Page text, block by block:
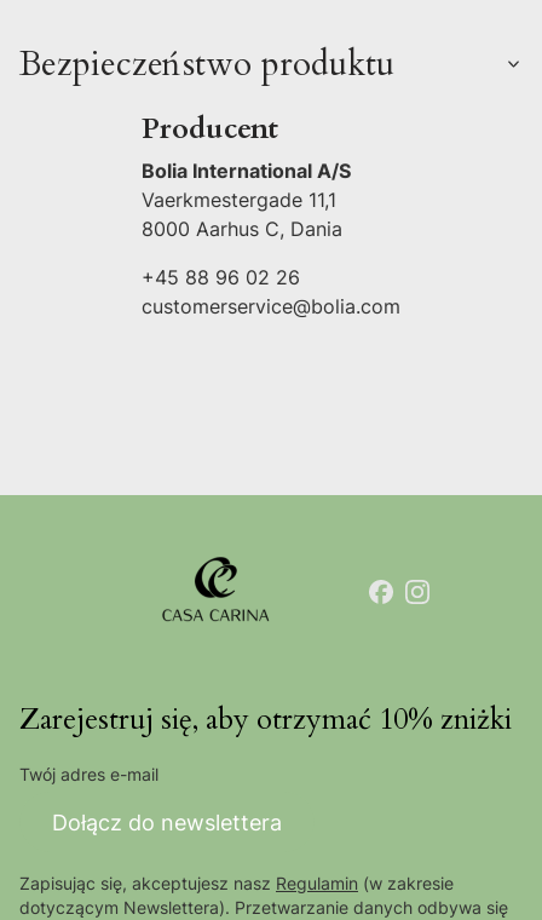
Bezpieczeństwo produktu
Producent
Bolia International A/S
Vaerkmestergade 11,1
8000 Aarhus C, Dania
+45 88 96 02 26
customerservice@bolia.com
Zarejestruj się, aby otrzymać 10% zniżki
Twój adres e-mail
Dołącz do newslettera
Zapisując się, akceptujesz nasz Regulamin (w zakresie
dotyczącym Newslettera). Przetwarzanie danych odbywa się